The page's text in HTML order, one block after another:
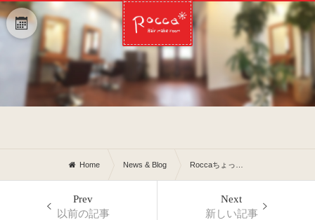
Home News & Blog Roccaちょっとお気に入り〜勝手にご紹介音楽編
Prev
以前の記事
Next
新しい記事